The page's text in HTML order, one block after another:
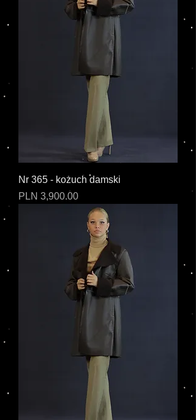
Nr 365 - kożuch damski
Cena
PLN 3,900.00